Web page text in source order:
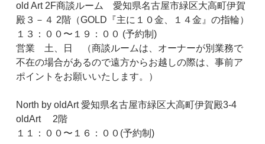
old Art 2F商談ルーム 愛知県名古屋市緑区大高町伊賀
殿３－４ 2階（GOLD『主に１０金、１４金』の指輪）
１３：００〜１９：００ (予約制)
営業 土、日 （商談ルームは、オーナーが別業務で
不在の場合があるので遠方からお越しの際は、事前ア
ポイントをお願いいたします。）
North by oldArt 愛知県名古屋市緑区大高町伊賀殿3-4
oldArt 2階
１１：００〜１６：００(予約制)